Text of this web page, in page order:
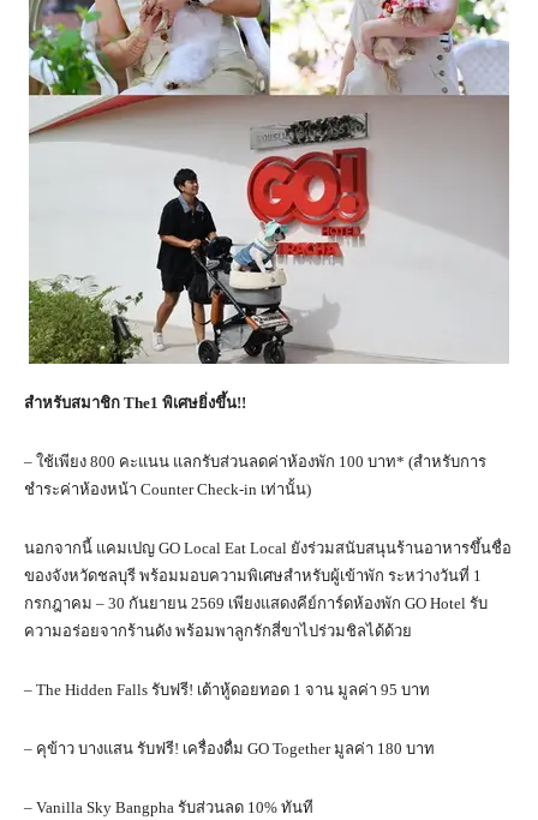
สำหรับสมาชิก The1 พิเศษยิ่งขึ้น!!
– ใช้เพียง 800 คะแนน แลกรับส่วนลดค่าห้องพัก 100 บาท* (สำหรับการ
ชำระค่าห้องหน้า Counter Check-in เท่านั้น)
นอกจากนี้ แคมเปญ GO Local Eat Local ยังร่วมสนับสนุนร้านอาหารขึ้นชื่อ
ของจังหวัดชลบุรี พร้อมมอบความพิเศษสำหรับผู้เข้าพัก ระหว่างวันที่ 1
กรกฎาคม – 30 กันยายน 2569 เพียงแสดงคีย์การ์ดห้องพัก GO Hotel รับ
ความอร่อยจากร้านดัง พร้อมพาลูกรักสี่ขาไปร่วมชิลได้ด้วย
– The Hidden Falls รับฟรี! เต้าหู้ดอยทอด 1 จาน มูลค่า 95 บาท
– คุข้าว บางแสน รับฟรี! เครื่องดื่ม GO Together มูลค่า 180 บาท
– Vanilla Sky Bangpha รับส่วนลด 10% ทันที